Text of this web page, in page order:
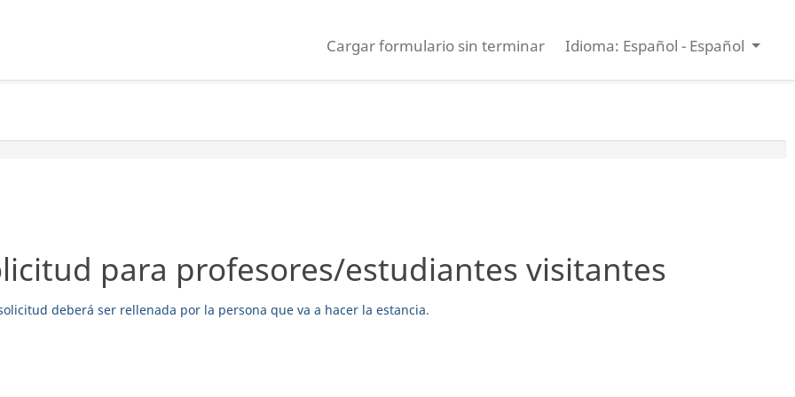
Cargar formulario sin terminar Idioma: Español - Español
para profesores/estudiantes visitantes
deberá ser rellenada por la persona que va a hacer la estancia.